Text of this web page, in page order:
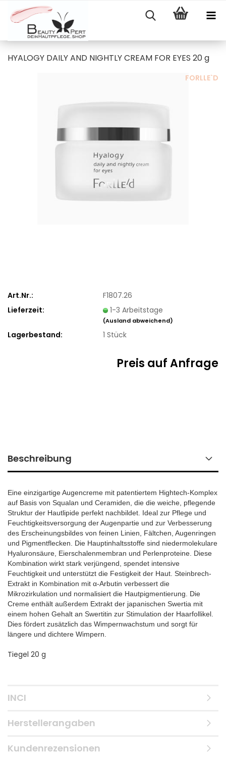
HYALOGY DAILY AND NIGHTLY CREAM FOR EYES 20 g
FORLLE`D
Art.Nr.:
F1807.26
Lieferzeit:
1-3 Arbeitstage
(Ausland abweichend)
Lagerbestand: 1Stück
Preis auf Anfrage
Beschreibung
Eine einzigartige Augencreme mit patentiertem Hightech-Komplex
auf Basis von Squalan und Ceramiden, die die weiche, pflegende
Struktur der Hautlipide perfekt nachbildet. Ideal zur Pflege und
Feuchtigkeitsversorgung der Augenpartie und zur Verbesserung
des Erscheinungsbildes von feinen Linien, Fältchen, Augenringen
und Pigmentflecken. Die Hauptinhaltsstoffe sind niedermolekulare
Hyaluronsäure, Eierschalenmembran und Perlenproteine. Diese
Kombination wirkt stark verjüngend, spendet intensive
Feuchtigkeit und unterstützt die Festigkeit der Haut. Steinbrech-
Extrakt in Kombination mit α-Arbutin verbessert die
Mikrozirkulation und normalisiert die Hautpigmentierung. Die
Creme enthält außerdem Extrakt der japanischen Swertia mit
einem hohen Gehalt an Swertitin zur Stimulation der Haarfollikel.
Dies fördert zusätzlich das Wimpernwachstum und sorgt für
längere und dichtere Wimpern.
Tiegel 20 g
INCI
Herstellerangaben
Kundenrezensionen